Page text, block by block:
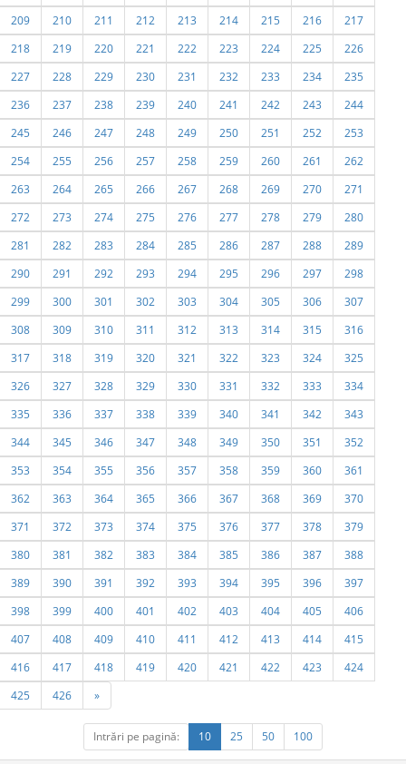
209
210 211 212 213 214 215 216
217
218
219 220 221 222 223 224 225
226
227
228 229 230 231 232 233 234
235
236
237 238 239 240 241 242 243
244
245
246 247 248 249 250 251 252
253
254
255 256 257 258 259 260 261
262
263
264 265 266 267 268 269 270
271
272
273 274 275 276 277 278 279
280
281
282 283 284 285 286 287 288
289
290
291 292 293 294 295 296 297
298
299
300 301 302 303 304 305 306
307
308
309 310 311 312 313 314 315
316
317
318 319 320 321 322 323 324
325
326
327 328 329 330 331 332 333
334
335
336 337 338 339 340 341 342
343
344
345 346 347 348 349 350 351
352
353
354 355 356 357 358 359 360
361
362
363 364 365 366 367 368 369
370
371
372 373 374 375 376 377 378
379
380
381 382 383 384 385 386 387
388
389
390 391 392 393 394 395 396
397
398
399 400 401 402 403 404 405
406
407
408 409 410 411 412 413 414
415
416
417 418 419 420 421 422 423
424
425
426 »
Intrări pe pagină: 10 25 50 100